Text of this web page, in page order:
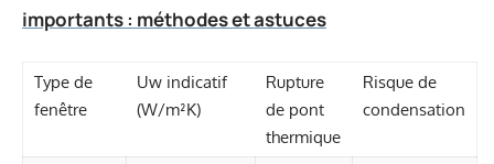
importants : méthodes et astuces
Type de
fenêtre
Uw indicatif
(W/m²K)
Rupture
de pont
thermique
Risque de
condensation